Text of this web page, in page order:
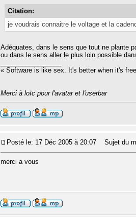
Citation:
je voudrais connaitre le voltage et la
Adéquates, dans le sens que tout ne plante
ou dans le sens aller le plus loin possible
« Software is like sex. It's better when it's
Merci à loïc pour l'avatar et l'userbar
Posté le: 17 Déc 2005 à 20:07 Sujet du
merci a vous